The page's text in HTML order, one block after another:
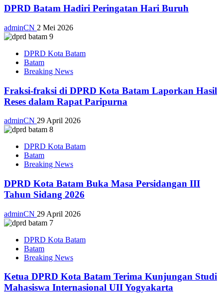
DPRD Batam Hadiri Peringatan Hari Buruh
adminCN 2 Mei 2026
DPRD Kota Batam
Batam
Breaking News
Fraksi-fraksi di DPRD Kota Batam Laporkan Hasil
Reses dalam Rapat Paripurna
adminCN 29 April 2026
DPRD Kota Batam
Batam
Breaking News
DPRD Kota Batam Buka Masa Persidangan III
Tahun Sidang 2026
adminCN 29 April 2026
DPRD Kota Batam
Batam
Breaking News
Ketua DPRD Kota Batam Terima Kunjungan Studi
Mahasiswa Internasional UII Yogyakarta